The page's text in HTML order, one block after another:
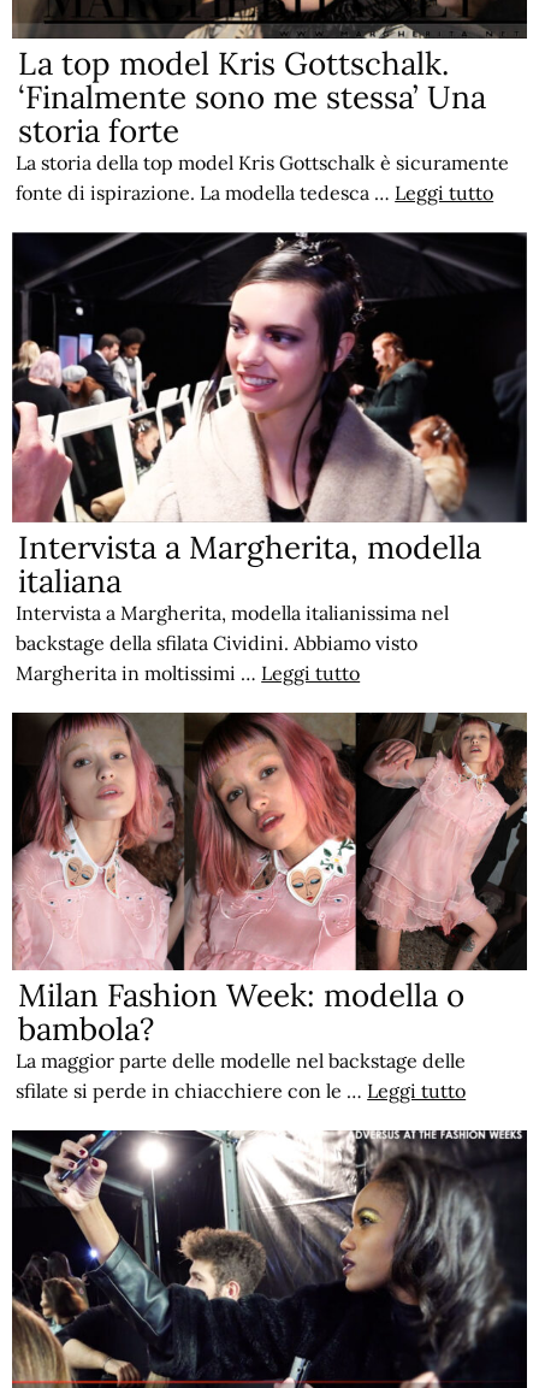
La top model Kris Gottschalk.
‘Finalmente sono me stessa’ Una
storia forte
La storia della top model Kris Gottschalk è sicuramente
fonte di ispirazione. La modella tedesca … Leggi tutto
Intervista a Margherita, modella
italiana
Intervista a Margherita, modella italianissima nel
backstage della sfilata Cividini. Abbiamo visto
Margherita in moltissimi … Leggi tutto
Milan Fashion Week: modella o
bambola?
La maggior parte delle modelle nel backstage delle
sfilate si perde in chiacchiere con le … Leggi tutto